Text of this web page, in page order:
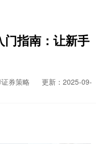
指南：让新手
券策略
更新：2025-09-